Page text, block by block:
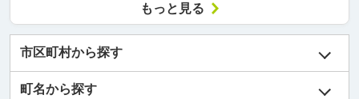
もっと見る
市区町村から探す
町名から探す